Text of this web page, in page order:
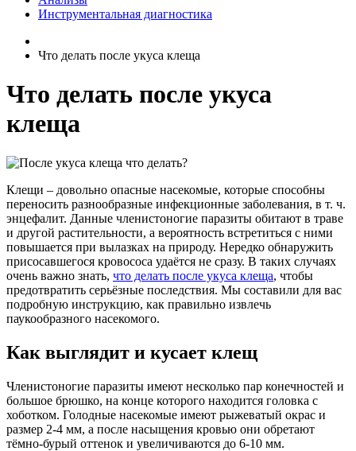
Инструментальная диагностика
Что делать после укуса клеща
Что делать после укуса
клеща
Клещи – довольно опасные насекомые, которые способны
переносить разнообразные инфекционные заболевания, в т. ч.
энцефалит. Данные членистоногие паразиты обитают в траве
и другой растительности, а вероятность встретиться с ними
повышается при вылазках на природу. Нередко обнаружить
присосавшегося кровососа удаётся не сразу. В таких случаях
очень важно знать, что делать после укуса клеща, чтобы
предотвратить серьёзные последствия. Мы составили для вас
подробную инструкцию, как правильно извлечь
паукообразного насекомого.
Как выглядит и кусает клещ
Членистоногие паразиты имеют несколько пар конечностей и
большое брюшко, на конце которого находится головка с
хоботком. Голодные насекомые имеют рыжеватый окрас и
размер 2-4 мм, а после насыщения кровью они обретают
тёмно-бурый оттенок и увеличиваются до 6-10 мм.